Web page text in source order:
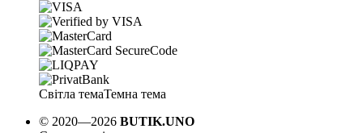
Світла темаТемна тема
© 2020—2026 BUTIK.UNO